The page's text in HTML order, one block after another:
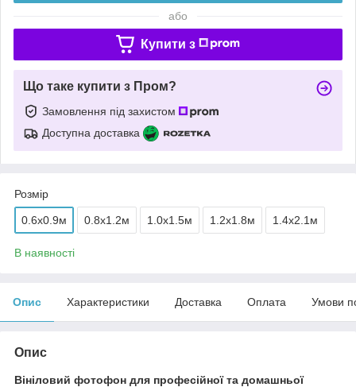
або
Купити з
Що таке купити з Пром?
Замовлення під захистом
Доступна доставка
Розмір
0.6x0.9м 0.8x1.2м 1.0x1.5м 1.2x1.8м 1.4x2.1м
В наявності
Опис Характеристики Доставка Оплата Умови
Опис
Вініловий фотофон для професійної та домашньої